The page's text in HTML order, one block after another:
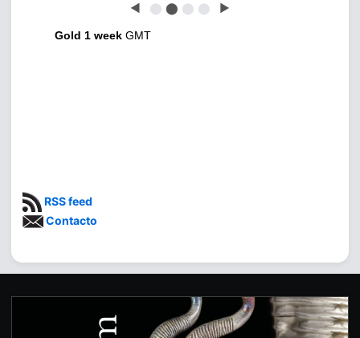
◀ ⬤ ⬤ ⬤ ⬤ ▶
Gold 1 week GMT
RSS feed
Contacto